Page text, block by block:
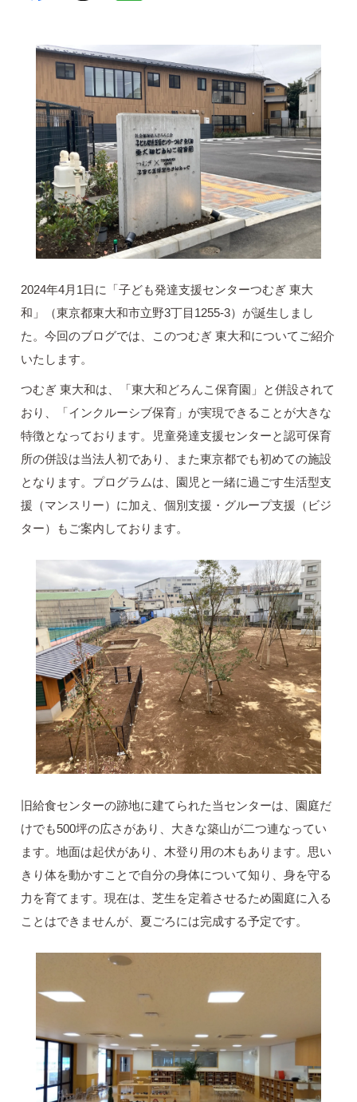
2024年4月1日に「子ども発達支援センターつむぎ 東大
和」（東京都東大和市立野3丁目1255-3）が誕生しまし
た。今回のブログでは、このつむぎ 東大和についてご紹介
いたします。
つむぎ 東大和は、「東大和どろんこ保育園」と併設されて
おり、「インクルーシブ保育」が実現できることが大きな
特徴となっております。児童発達支援センターと認可保育
所の併設は当法人初であり、また東京都でも初めての施設
となります。プログラムは、園児と一緒に過ごす生活型支
援（マンスリー）に加え、個別支援・グループ支援（ビジ
ター）もご案内しております。
旧給食センターの跡地に建てられた当センターは、園庭だ
けでも500坪の広さがあり、大きな築山が二つ連なってい
ます。地面は起伏があり、木登り用の木もあります。思い
きり体を動かすことで自分の身体について知り、身を守る
力を育てます。現在は、芝生を定着させるため園庭に入る
ことはできませんが、夏ごろには完成する予定です。